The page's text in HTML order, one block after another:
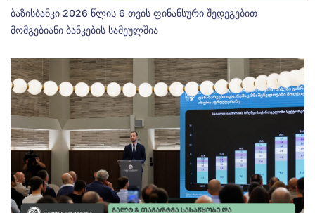
ბაზისბანკი 2026 წლის 6 თვის ფინანსური შედეგებით
მომგებიანი ბანკების სამეულშია